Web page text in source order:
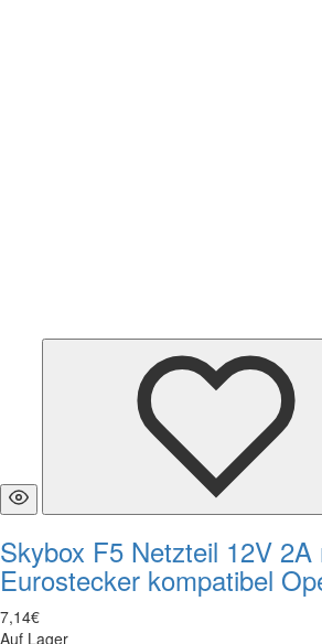
Skybox F5 Netzteil 12V 2A
Eurostecker kompatibel
7,14€
Auf Lager